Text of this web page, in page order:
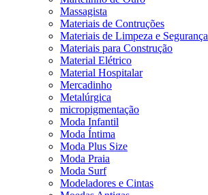
Massagista
Materiais de Contruções
Materiais de Limpeza e Segurança
Materiais para Construção
Material Elétrico
Material Hospitalar
Mercadinho
Metalúrgica
micropigmentação
Moda Infantil
Moda Íntima
Moda Plus Size
Moda Praia
Moda Surf
Modeladores e Cintas